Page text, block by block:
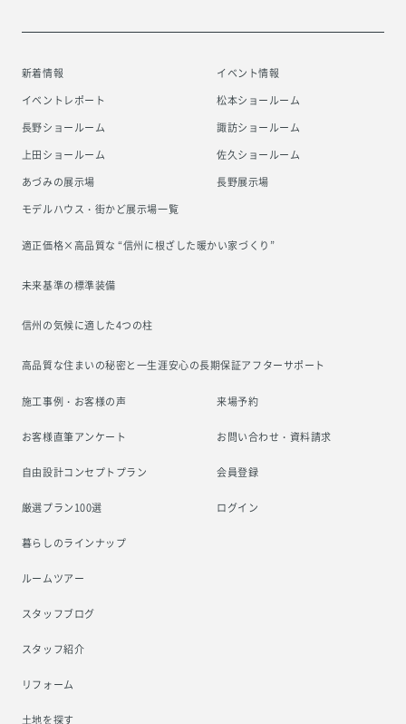
新着情報
イベント情報
イベントレポート
松本ショールーム
長野ショールーム
諏訪ショールーム
上田ショールーム
佐久ショールーム
あづみの展示場
長野展示場
モデルハウス・街かど展示場一覧
適正価格×高品質な “信州に根ざした暖かい家づくり”
未来基準の標準装備
信州の気候に適した4つの柱
高品質な住まいの秘密と一生涯安心の長期保証アフターサポート
施工事例・お客様の声
お客様直筆アンケート
自由設計コンセプトプラン
厳選プラン100選
暮らしのラインナップ
ルームツアー
スタッフブログ
スタッフ紹介
リフォーム
土地を探す
来場予約
お問い合わせ・資料請求
会員登録
ログイン